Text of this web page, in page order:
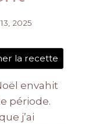
2025
la recette
envahit
période.
j’ai